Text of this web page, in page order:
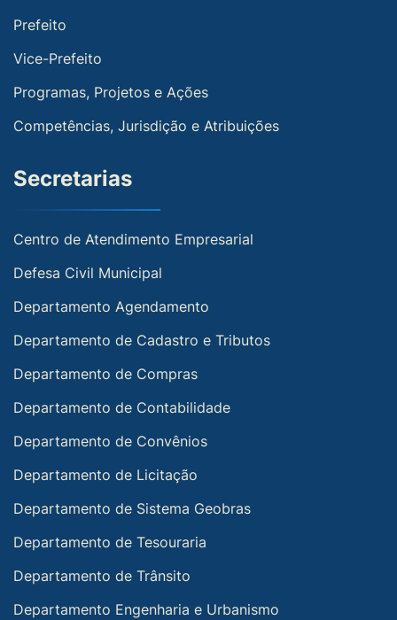
Prefeito
Vice-Prefeito
Programas, Projetos e Ações
Competências, Jurisdição e Atribuições
Secretarias
Centro de Atendimento Empresarial
Defesa Civil Municipal
Departamento Agendamento
Departamento de Cadastro e Tributos
Departamento de Compras
Departamento de Contabilidade
Departamento de Convênios
Departamento de Licitação
Departamento de Sistema Geobras
Departamento de Tesouraria
Departamento de Trânsito
Departamento Engenharia e Urbanismo